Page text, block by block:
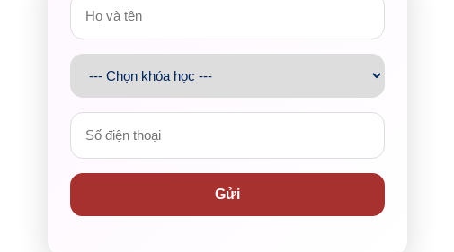
các thầy cô tại WESET. Bạn luôn được sự hỗ trợ nhiệt
Đạt, cô Phương Trinh, cô Thùy Linh và thầy Steven Craig
tưởng trong suốt quá trình học tập. Bởi sự nhiệt tình và
bạn trong hành trình vươn đến mức điểm IELTS 7.0.
cho Thiện Trí trong hành trình tiến đến
hoàn thành tốt được chương trình học tại đại học, đáp ứng
thêm nhiều cơ hội mới. Và đặc biệt là với số điểm 7.0 này,
Gửi